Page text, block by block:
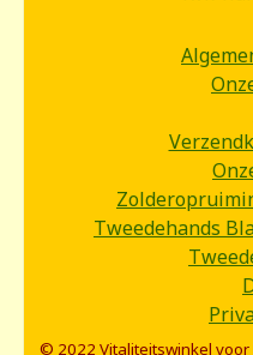
Tweedehands
© 2022 Vitaliteitswinkel